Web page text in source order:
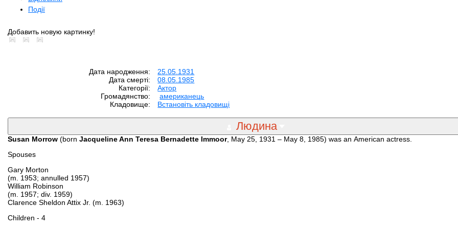
Події
Добавить новую картинку!
Дата народження:
25.05.1931
Дата смерті:
08.05.1985
Категорії:
Aктор
Громадянство:
американець
Кладовище:
Встановіть кладовищі
Людина
Susan Morrow (born Jacqueline Ann Teresa Bernadette Immoor, May 25, 1931 – May 8, 1985) was an American actress.
Spouses
Gary Morton
(m. 1953; annulled 1957)
William Robinson
(m. 1957; div. 1959)
Clarence Sheldon Attix Jr. (m. 1963)
Children - 4